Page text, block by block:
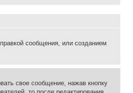
сообщения, или созданием
свое сообщение, нажав кнопку